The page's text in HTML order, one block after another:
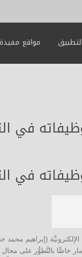
مواقع مفيدة
في
في
خاصًّا بالتَّطوُّر على